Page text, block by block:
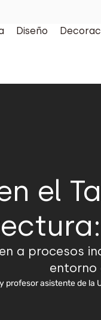
Diseño
el
a procesos
entorno
profesor asistente de la